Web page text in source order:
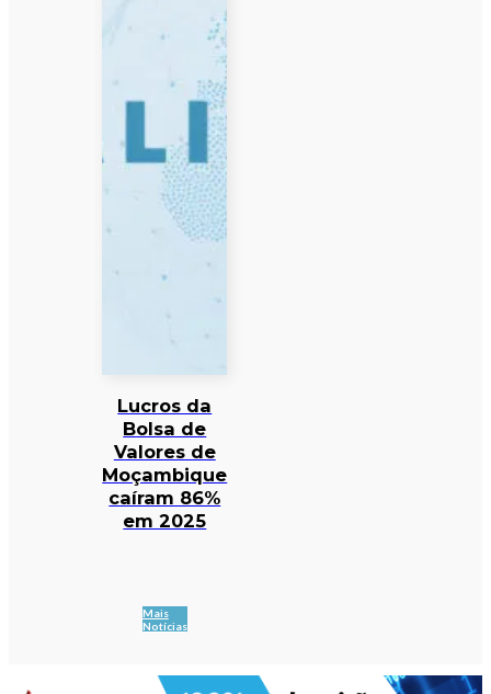
Lucros da
Bolsa de
Valores de
Moçambique
caíram 86%
em 2025
Mais
Notícias